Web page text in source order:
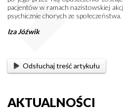
pacjentów w ramach nazistowskiej
psychicznie chorych ze społeczeństwa.
Iza Jóźwik
Odsłuchaj treść artykułu
AKTUALNOŚCI